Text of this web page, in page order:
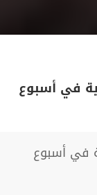
في أسبوع
في أسبوع